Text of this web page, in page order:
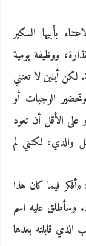
بين الاعتناء بأبيها السكير
ووظيفة يومية
أيلين لا تعتني
الوجبات أو
على الأقل أن تعود
والدي، لكنني لم
فيما كان هذا
وسأطلق عليه اسم
الذي قابلته بعدها